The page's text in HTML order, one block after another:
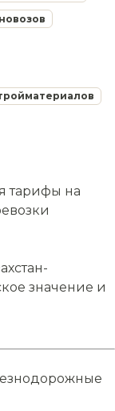
тарифы на
значение и